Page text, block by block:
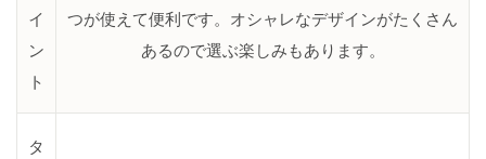
イ
ン
ト
つが使えて便利です。オシャレなデザインがたくさん
あるので選ぶ楽しみもあります。
タ